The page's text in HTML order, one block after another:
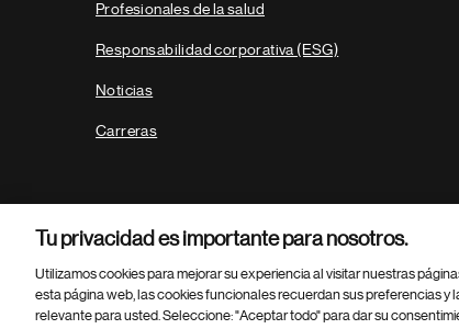
Profesionales de la salud
Responsabilidad corporativa (ESG)
Noticias
Carreras
Parte
© 2026 Novartis AG
Tu privacidad es importante para nosotros.
Utilizamos cookies para mejorar su experiencia al visitar nuestras
esta página web, las cookies funcionales recuerdan sus preferencias
relevante para usted. Seleccione: "Aceptar todo" para dar su